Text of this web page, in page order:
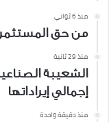
منذ 6 ثواني
من حق
منذ 29 ثانية
إجمالي إيراداتها
منذ دقيقة واحدة